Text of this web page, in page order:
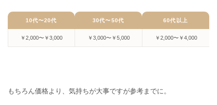
10代〜20代 30代〜50代 60代以上
￥2,000〜￥3,000 ￥3,000〜￥5,000 ￥2,000〜￥4,000
もちろん価格より、気持ちが大事ですが参考までに。